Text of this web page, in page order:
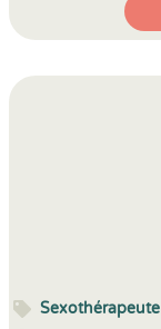
Sexothérapeute